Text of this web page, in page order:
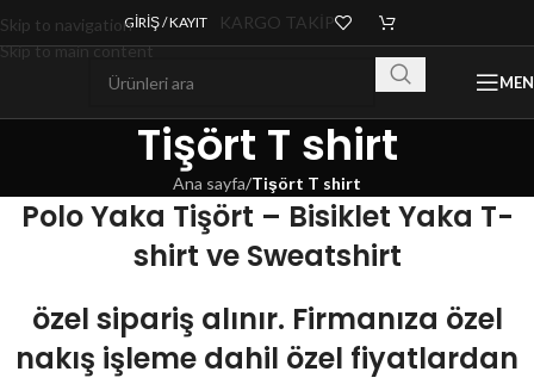
Skip to navigation
Skip to main content
GIRIŞ / KAYIT KARGO TAKİP
Tişört T shirt
Ana sayfa/Tişört T shirt
Polo Yaka Tişört – Bisiklet Yaka T-
shirt ve Sweatshirt
özel sipariş alınır. Firmanıza özel
nakış işleme dahil özel fiyatlardan